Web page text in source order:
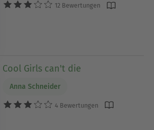
12 Bewertungen
Cool Girls can't die
Anna Schneider
4 Bewertungen